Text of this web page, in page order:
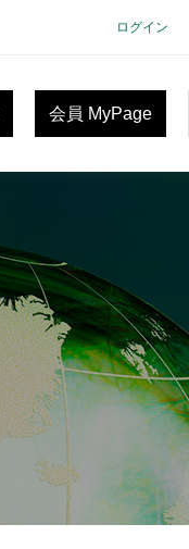
ログイン
会員 MyPage